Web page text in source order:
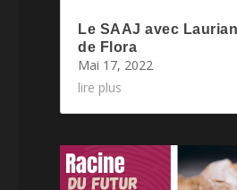
Le SAAJ avec
de Flora
Mai 17, 2022
lire plus